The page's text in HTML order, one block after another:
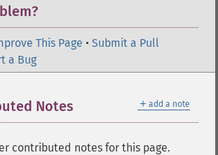
This Page • Submit a Pull
a Bug
＋ add a note
Notes
contributed notes for this page.